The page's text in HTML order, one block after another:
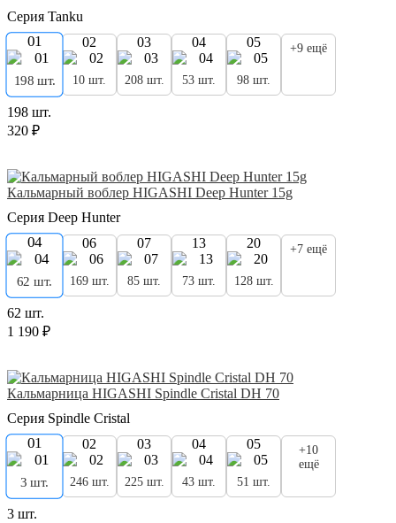
Серия Tanku
01
198 шт.
02
10 шт.
03
208 шт.
04
53 шт.
05
98 шт.
+9 ещё
198 шт.
320 ₽
Кальмарный воблер HIGASHI Deep Hunter 15g
Серия Deep Hunter
04
62 шт.
06
169 шт.
07
85 шт.
13
73 шт.
20
128 шт.
+7 ещё
62 шт.
1 190 ₽
Кальмарница HIGASHI Spindle Cristal DH 70
Серия Spindle Cristal
01
3 шт.
02
246 шт.
03
225 шт.
04
43 шт.
05
51 шт.
+10
ещё
3 шт.